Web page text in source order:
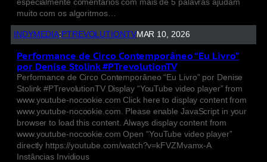
muito com os algoritmos…
INDYMEDIA: PTREVOLUTIONTVMAR 10, 2026
Performance de Circo Contemporâneo “Eu Livro”
por Denise Stolink #PTrevolutionTV
Performance de Circo Contemporâneo “Eu Livro” por Denise
Stolink #PTrevolutionTV Display “YouTube video player” from
www.youtube-nocookie.com Click here to display content from
www.youtube-nocookie.com. Please enable JavaScript in your
browser to load this content. Always display content from
www.youtube-nocookie.com Open “YouTube video player”
directly https://youtube.com/watch?v=kFVZMvamx-A
Instâncias Invidious